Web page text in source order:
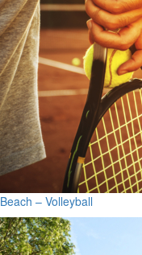
Beach – Volleyball